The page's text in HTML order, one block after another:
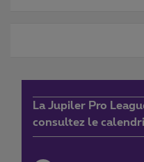
La Jupiler Pro
consultez le